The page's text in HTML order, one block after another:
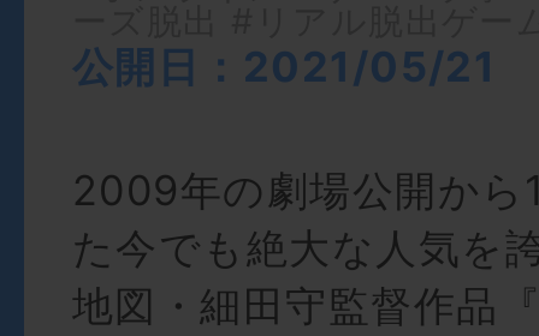
公開日：2021/05/21
2009年の劇場公開から
た今でも絶大な人気を
地図・細田守監督作品